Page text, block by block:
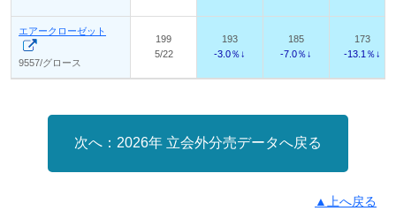
エアークローゼット
9557/グロース
199
5/22
193
-3.0％↓
185
-7.0％↓
173
-13.1％↓
2026年 立会外分売データへ戻る
▲上へ戻る